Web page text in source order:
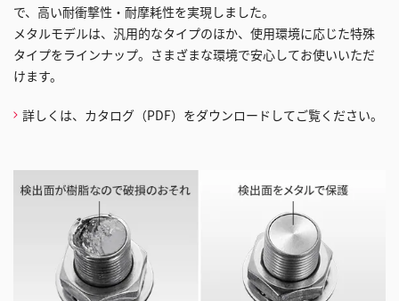
で、高い耐衝撃性・耐摩耗性を実現しました。
メタルモデルは、汎用的なタイプのほか、使用環境に応じた特殊
タイプをラインナップ。さまざまな環境で安心してお使いいただ
けます。
詳しくは、カタログ（PDF）をダウンロードしてご覧ください。